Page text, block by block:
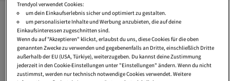
Pyjama 3Xl Pyjama Sets Winter
Satin Pyjama Kurz
Legging Pyjama Sets
Pyjamas Kariert
Braut Pyjama Set
Lounge Pyjama Sets
Weihnachtspyjamas
Pyjama Mit Spitze
Curve Blue
Floral Pyjama Sets
Trendyol verwendet Cookies:
um dein Einkaufserlebnis sicher und optimiert zu gestalten.
um personalisierte Inhalte und Werbung anzubieten, die auf deine
Einkaufsinteressen zugeschnitten sind.
Wenn du auf "Akzeptieren" klickst, erlaubst du uns, diese Cookies für die oben
genannten Zwecke zu verwenden und gegebenenfalls an Dritte, einschließlich Dritte
außerhalb der EU (USA, Türkiye), weiterzugeben. Du kannst deine Zustimmung
jederzeit in den Cookie-Einstellungen unter "Einstellungen" ändern. Wenn du nicht
zustimmst, werden nur technisch notwendige Cookies verwendet. Weitere